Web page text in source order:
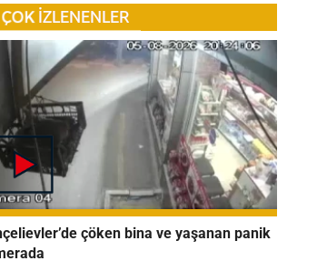
çöken bina ve yaşanan panik